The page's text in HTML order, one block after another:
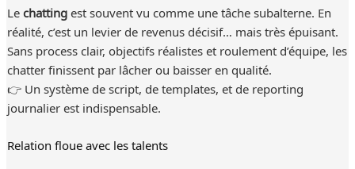
Lechattingest souvent vu comme une tâche subalterne. En
réalité, c’est un levier de revenus décisif… mais très épuisant.
Sans process clair, objectifs réalistes et roulement d’équipe, les
chatter finissent par lâcher ou baisser en qualité.
👉 Un système de script, de templates, et de reporting
journalier est indispensable.
Relation floue avec les talents